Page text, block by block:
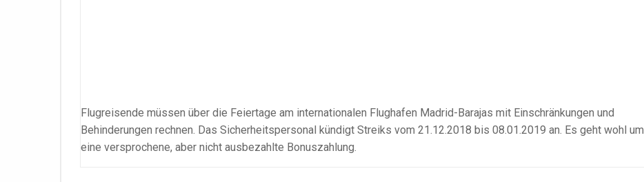
Flugreisende müssen über die Feiertage am internationalen Flughafen Madrid-Barajas mit Einschränkungen und
Behinderungen rechnen. Das Sicherheitspersonal kündigt Streiks vom 21.12.2018 bis 08.01.2019 an. Es geht wohl um
eine versprochene, aber nicht ausbezahlte Bonuszahlung.